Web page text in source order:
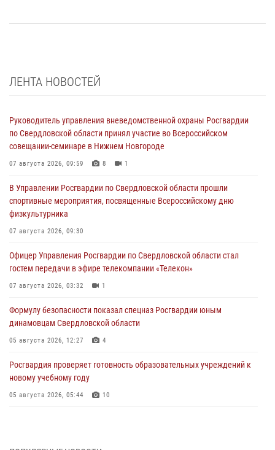
ЛЕНТА НОВОСТЕЙ
Руководитель управления вневедомственной охраны Росгвардии
по Свердловской области принял участие во Всероссийском
совещании-семинаре в Нижнем Новгороде
07 августа 2026, 09:59 8 1
В Управлении Росгвардии по Свердловской области прошли
спортивные мероприятия, посвященные Всероссийскому дню
физкультурника
07 августа 2026, 09:30
Офицер Управления Росгвардии по Свердловской области стал
гостем передачи в эфире телекомпании «Телекон»
07 августа 2026, 03:32 1
Формулу безопасности показал спецназ Росгвардии юным
динамовцам Свердловской области
05 августа 2026, 12:27 4
Росгвардия проверяет готовность образовательных учреждений к
новому учебному году
05 августа 2026, 05:44 10